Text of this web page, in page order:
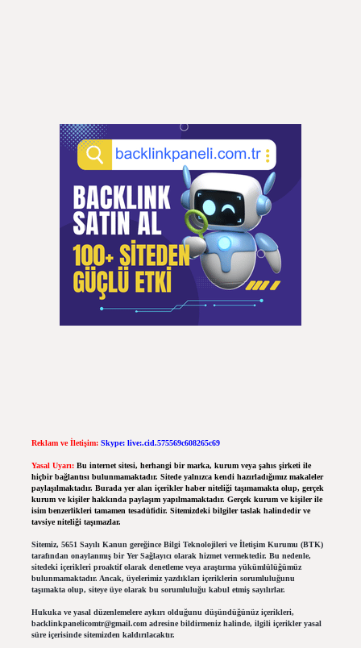
Reklam ve İletişim: Skype: live:.cid.575569c608265c69
Yasal Uyarı: Bu internet sitesi, herhangi bir marka, kurum veya şahıs şirketi ile
hiçbir bağlantısı bulunmamaktadır. Sitede yalnızca kendi hazırladığımız makaleler
paylaşılmaktadır. Burada yer alan içerikler haber niteliği taşımamakta olup, gerçek
kurum ve kişiler hakkında paylaşım yapılmamaktadır. Gerçek kurum ve kişiler ile
isim benzerlikleri tamamen tesadüfidir. Sitemizdeki bilgiler taslak halindedir ve
tavsiye niteliği taşımazlar.
Sitemiz, 5651 Sayılı Kanun gereğince Bilgi Teknolojileri ve İletişim Kurumu (BTK)
tarafından onaylanmış bir Yer Sağlayıcı olarak hizmet vermektedir. Bu nedenle,
sitedeki içerikleri proaktif olarak denetleme veya araştırma yükümlülüğümüz
bulunmamaktadır. Ancak, üyelerimiz yazdıkları içeriklerin sorumluluğunu
taşımakta olup, siteye üye olarak bu sorumluluğu kabul etmiş sayılırlar.
Hukuka ve yasal düzenlemelere aykırı olduğunu düşündüğünüz içerikleri,
backlinkpanelicomtr@gmail.comadresine bildirmeniz halinde, ilgili içerikler yasal
süre içerisinde sitemizden kaldırılacaktır.